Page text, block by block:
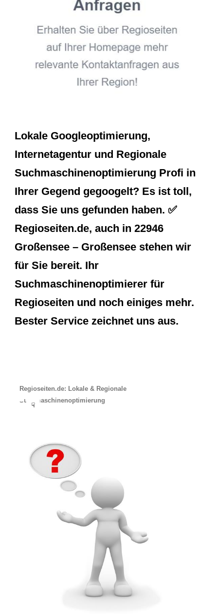
Lokale Googleoptimierung,
Internetagentur und Regionale
Suchmaschinenoptimierung Profi in
Ihrer Gegend gegoogelt? Es ist toll,
dass Sie uns gefunden haben. ✅
Regioseiten.de, auch in 22946
Großensee – Großensee stehen wir
für Sie bereit. Ihr
Suchmaschinenoptimierer für
Regioseiten und noch einiges mehr.
Bester Service zeichnet uns aus.
Regioseiten.de: Lokale & Regionale
Suchmaschinenoptimierung
☟